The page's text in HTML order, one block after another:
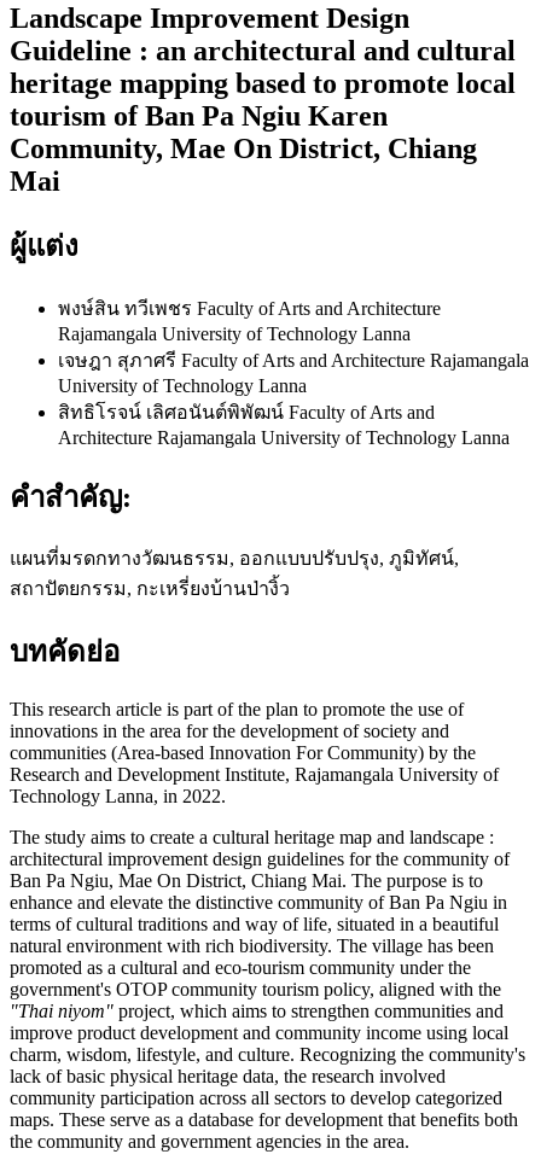
Landscape Improvement Design
Guideline : an architectural and cultural
heritage mapping based to promote local
tourism of Ban Pa Ngiu Karen
Community, Mae On District, Chiang
Mai
ผู้แต่ง
พงษ์สิน ทวีเพชร Faculty of Arts and Architecture
Rajamangala University of Technology Lanna
เจษฎา สุภาศรี Faculty of Arts and Architecture Rajamangala
University of Technology Lanna
สิทธิโรจน์ เลิศอนันต์พิพัฒน์ Faculty of Arts and
Architecture Rajamangala University of Technology Lanna
คำสำคัญ:
แผนที่มรดกทางวัฒนธรรม, ออกแบบปรับปรุง, ภูมิทัศน์,
สถาปัตยกรรม, กะเหรี่ยงบ้านป่างิ้ว
บทคัดย่อ
This research article is part of the plan to promote the use of
innovations in the area for the development of society and
communities (Area-based Innovation For Community) by the
Research and Development Institute, Rajamangala University of
Technology Lanna, in 2022.
The study aims to create a cultural heritage map and landscape :
architectural improvement design guidelines for the community of
Ban Pa Ngiu, Mae On District, Chiang Mai. The purpose is to
enhance and elevate the distinctive community of Ban Pa Ngiu in
terms of cultural traditions and way of life, situated in a beautiful
natural environment with rich biodiversity. The village has been
promoted as a cultural and eco-tourism community under the
government's OTOP community tourism policy, aligned with the
"Thai niyom" project, which aims to strengthen communities and
improve product development and community income using local
charm, wisdom, lifestyle, and culture. Recognizing the community's
lack of basic physical heritage data, the research involved
community participation across all sectors to develop categorized
maps. These serve as a database for development that benefits both
the community and government agencies in the area.